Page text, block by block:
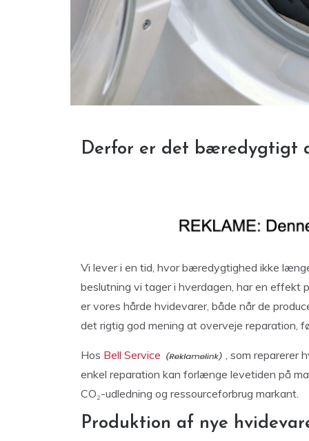
Derfor er det bæredygtigt
Vi lever i en tid, hvor bæredygtighed ikke
beslutning vi tager i hverdagen, har en effekt
er vores hårde hvidevarer, både når de
det rigtig god mening at overveje reparation,
Hos Bell Service
, som reparerer
enkel reparation kan forlænge levetiden på
CO₂-udledning og ressourceforbrug markant.
Produktion af nye